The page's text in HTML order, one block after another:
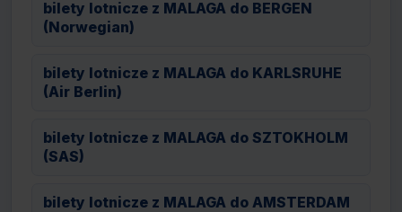
bilety lotnicze z MALAGA do BERGEN
(Norwegian)
bilety lotnicze z MALAGA do KARLSRUHE
(Air Berlin)
bilety lotnicze z MALAGA do SZTOKHOLM
(SAS)
bilety lotnicze z MALAGA do AMSTERDAM